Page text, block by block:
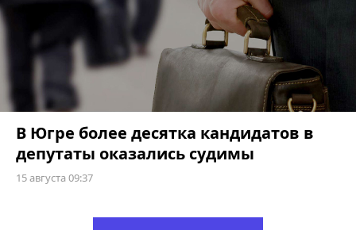
В Югре более десятка кандидатов в
депутаты оказались судимы
15 августа 09:37